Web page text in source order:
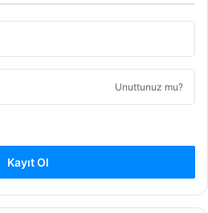
Unuttunuz mu?
Kayıt Ol